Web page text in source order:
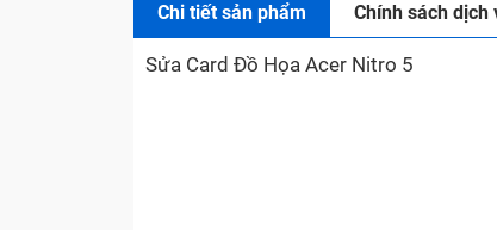
Chi tiết sản phẩm Chính sách dịch
Sửa Card Đồ Họa Acer Nitro 5